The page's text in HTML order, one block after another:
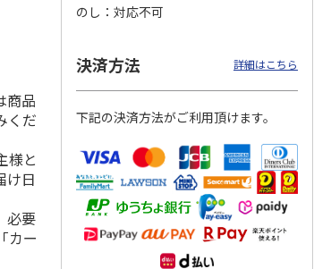
商品
くだ
様と
け日
必要
カー
のし
対応不可
決済方法 詳細はこちら
下記の決済方法がご利用頂けます。